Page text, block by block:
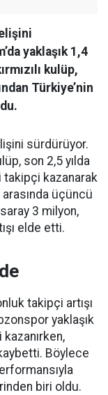
yaklaşık 1,4
kulüp,
Türkiye’nin
sürdürüyor.
son 2,5 yılda
takipçi kazanarak
üçüncü
3 milyon,
elde etti.
takipçi artışı
yaklaşık
Böylece
biri oldu.